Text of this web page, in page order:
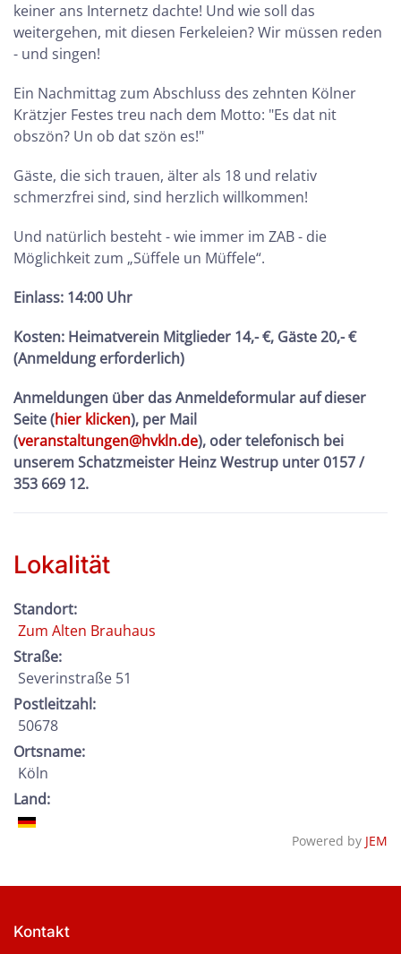
keiner ans Internetz dachte! Und wie soll das
weitergehen, mit diesen Ferkeleien? Wir müssen reden
- und singen!
Ein Nachmittag zum Abschluss des zehnten Kölner
Krätzjer Festes treu nach dem Motto: "Es dat nit
obszön? Un ob dat szön es!"
Gäste, die sich trauen, älter als 18 und relativ
schmerzfrei sind, sind herzlich willkommen!
Und natürlich besteht - wie immer im ZAB - die
Möglichkeit zum „Süffele un Müffele“.
Einlass: 14:00 Uhr
Kosten: Heimatverein Mitglieder 14,- €, Gäste 20,- €
(Anmeldung erforderlich)
Anmeldungen über das Anmeldeformular auf dieser
Seite (hier klicken), per Mail
(veranstaltungen@hvkln.de), oder telefonisch bei
unserem Schatzmeister Heinz Westrup unter 0157 /
353 669 12.
Lokalität
Standort:
Zum Alten Brauhaus
Straße:
Severinstraße 51
Postleitzahl:
50678
Ortsname:
Köln
Land:
Powered by JEM
Kontakt